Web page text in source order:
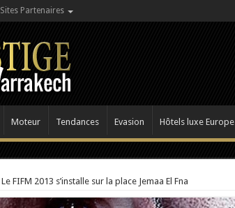
Sites Partenaires
Moteur Tendances Evasion Hôtels luxe Europe
Le FIFM 2013 s’installe sur la place Jemaa El Fna